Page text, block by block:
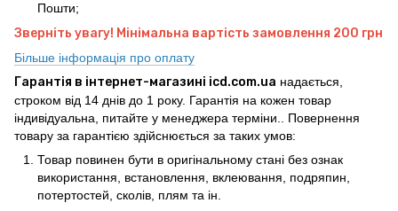
Пошти;
Зверніть увагу! Мінімальна вартість замовлення 200 грн
Більше інформація про оплату
Гарантія в інтернет-магазині icd.com.ua надається,
строком від 14 днів до 1 року. Гарантія на кожен товар
індивідуальна, питайте у менеджера терміни.. Повернення
товару за гарантією здійснюється за таких умов:
Товар повинен бути в оригінальному стані без ознак
використання, встановлення, вклеювання, подряпин,
потертостей, сколів, плям та ін.